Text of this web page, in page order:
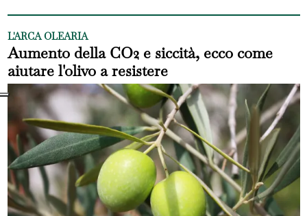
L'ARCA OLEARIA
Aumento della CO2 e siccità, ecco come
aiutare l'olivo a resistere